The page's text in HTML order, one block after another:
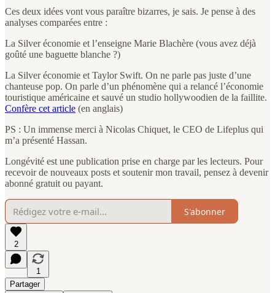
Ces deux idées vont vous paraître bizarres, je sais. Je pense à des
analyses comparées entre :
La Silver économie et l’enseigne Marie Blachère (vous avez déjà
goûté une baguette blanche ?)
La Silver économie et Taylor Swift. On ne parle pas juste d’une
chanteuse pop. On parle d’un phénomène qui a relancé l’économie
touristique américaine et sauvé un studio hollywoodien de la faillite.
Confère cet article (en anglais)
PS : Un immense merci à Nicolas Chiquet, le CEO de Lifeplus qui
m’a présenté Hassan.
Longévité est une publication prise en charge par les lecteurs. Pour
recevoir de nouveaux posts et soutenir mon travail, pensez à devenir
abonné gratuit ou payant.
S'abonner
2
1
Partager